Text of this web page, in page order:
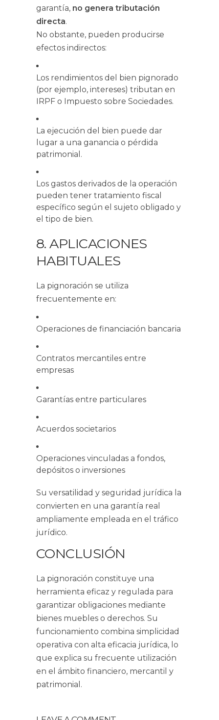
garantía, no genera tributación
directa.
No obstante, pueden producirse
efectos indirectos:
Los rendimientos del bien pignorado
(por ejemplo, intereses) tributan en
IRPF o Impuesto sobre Sociedades.
La ejecución del bien puede dar
lugar a una ganancia o pérdida
patrimonial.
Los gastos derivados de la operación
pueden tener tratamiento fiscal
específico según el sujeto obligado y
el tipo de bien.
8. APLICACIONES
HABITUALES
La pignoración se utiliza
frecuentemente en:
Operaciones de financiación bancaria
Contratos mercantiles entre
empresas
Garantías entre particulares
Acuerdos societarios
Operaciones vinculadas a fondos,
depósitos o inversiones
Su versatilidad y seguridad jurídica la
convierten en una garantía real
ampliamente empleada en el tráfico
jurídico.
CONCLUSIÓN
La pignoración constituye una
herramienta eficaz y regulada para
garantizar obligaciones mediante
bienes muebles o derechos. Su
funcionamiento combina simplicidad
operativa con alta eficacia jurídica, lo
que explica su frecuente utilización
en el ámbito financiero, mercantil y
patrimonial.